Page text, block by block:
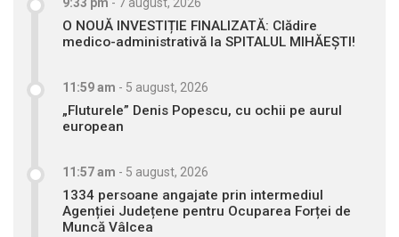
9:33 pm - 7 august, 2026
O NOUĂ INVESTIȚIE FINALIZATĂ: Clădire
medico-administrativă la SPITALUL MIHĂEȘTI!
11:59 am - 5 august, 2026
„Fluturele” Denis Popescu, cu ochii pe aurul
european
11:57 am - 5 august, 2026
1334 persoane angajate prin intermediul
Agenției Județene pentru Ocuparea Forței de
Muncă Vâlcea